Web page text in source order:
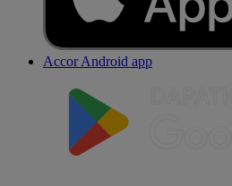
Accor Android app